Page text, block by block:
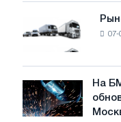
целей
обезуглероживания
Рынок
новых
грузовиков
в
июле
07-
На
БМК
произвели
На